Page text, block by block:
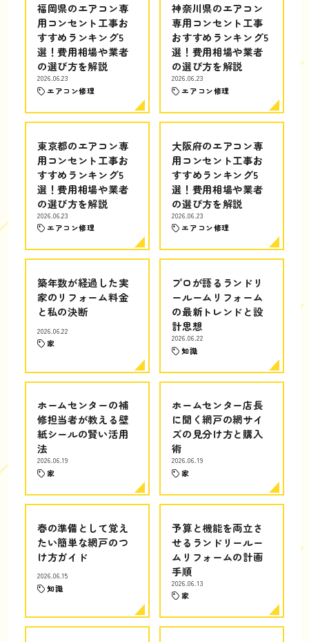
福岡県のエアコン専
用コンセント工事お
すすめランキング5
選！費用相場や業者
の選び方を解説
2026.06.23
エアコン修理
神奈川県のエアコン
専用コンセント工事
おすすめランキング5
選！費用相場や業者
の選び方を解説
2026.06.23
エアコン修理
東京都のエアコン専
用コンセント工事お
すすめランキング5
選！費用相場や業者
の選び方を解説
2026.06.23
エアコン修理
大阪府のエアコン専
用コンセント工事お
すすめランキング5
選！費用相場や業者
の選び方を解説
2026.06.23
エアコン修理
築年数が経過した実
家のリフォーム料金
と私の決断
2026.06.22
家
プロが語るランドリ
ールームリフォーム
の最新トレンドと設
計思想
2026.06.22
知識
ホームセンターの補
修担当者が教える壁
紙シールの賢い活用
法
2026.06.19
家
ホームセンター店長
に聞く網戸の網サイ
ズの見分け方と購入
術
2026.06.19
家
春の準備として覚え
たい簡単な網戸のつ
け方ガイド
2026.06.15
知識
予算と機能を両立さ
せるランドリールー
ムリフォームの計画
手順
2026.06.13
家